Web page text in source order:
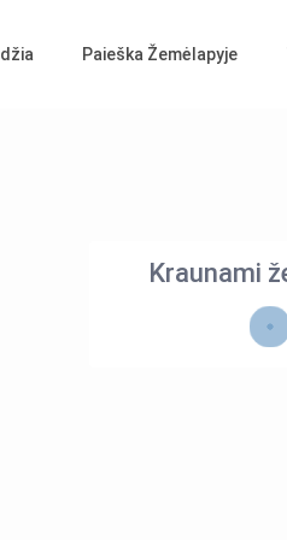
Paieška Žemėlapyje
Kraunami